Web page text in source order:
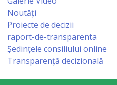
Regulament
Consiliul
local
Secretarul
Noutăți
Proiecte de decizii
raport-de-transparenta
Ședințele consiliului online
Transparență decizională